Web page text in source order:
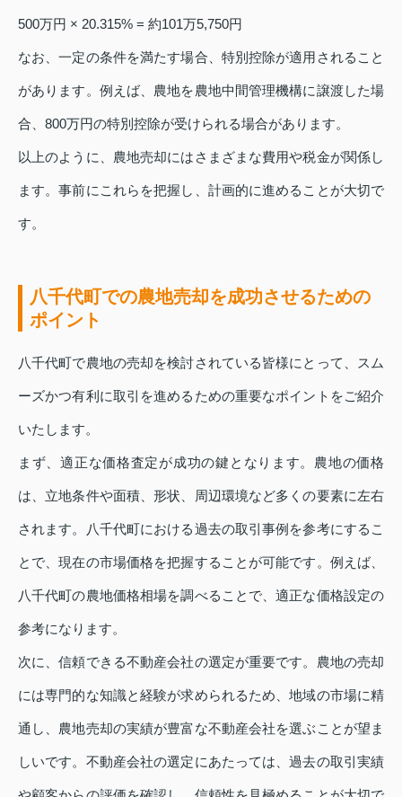
500万円 × 20.315% = 約101万5,750円
なお、一定の条件を満たす場合、特別控除が適用されること
があります。例えば、農地を農地中間管理機構に譲渡した場
合、800万円の特別控除が受けられる場合があります。
以上のように、農地売却にはさまざまな費用や税金が関係し
ます。事前にこれらを把握し、計画的に進めることが大切で
す。
八千代町での農地売却を成功させるための
ポイント
八千代町で農地の売却を検討されている皆様にとって、スム
ーズかつ有利に取引を進めるための重要なポイントをご紹介
いたします。
まず、適正な価格査定が成功の鍵となります。農地の価格
は、立地条件や面積、形状、周辺環境など多くの要素に左右
されます。八千代町における過去の取引事例を参考にするこ
とで、現在の市場価格を把握することが可能です。例えば、
八千代町の農地価格相場を調べることで、適正な価格設定の
参考になります。
次に、信頼できる不動産会社の選定が重要です。農地の売却
には専門的な知識と経験が求められるため、地域の市場に精
通し、農地売却の実績が豊富な不動産会社を選ぶことが望ま
しいです。不動産会社の選定にあたっては、過去の取引実績